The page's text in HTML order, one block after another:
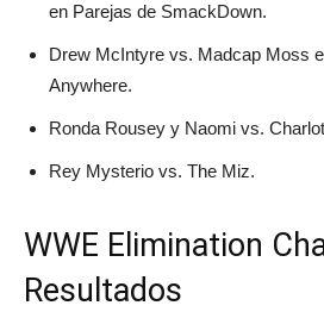
en Parejas de SmackDown.
Drew McIntyre vs. Madcap Moss
Anywhere.
Ronda Rousey y Naomi vs.
Rey Mysterio vs. The Miz.
WWE Elimination
Resultados